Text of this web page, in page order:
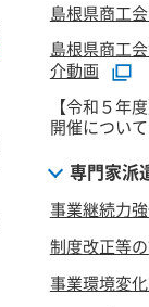
島根県商工
島根県商工
介動画
【令和５年
開催について
専門家派
事業継続力
制度改正等
事業環境変